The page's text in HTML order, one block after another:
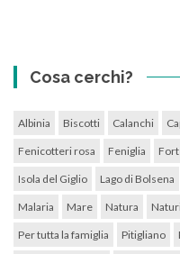
Cosa cerchi?
Albinia Biscotti Calanchi
Fenicotteri rosa Feniglia
Isola del Giglio Lago di Bolsena
Malaria Mare Natura
Per tutta la famiglia Pitigliano